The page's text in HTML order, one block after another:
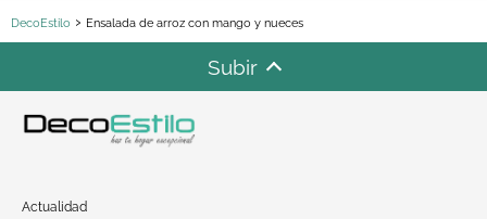
DecoEstilo Ensalada de arroz con mango y nueces
Subir
Actualidad